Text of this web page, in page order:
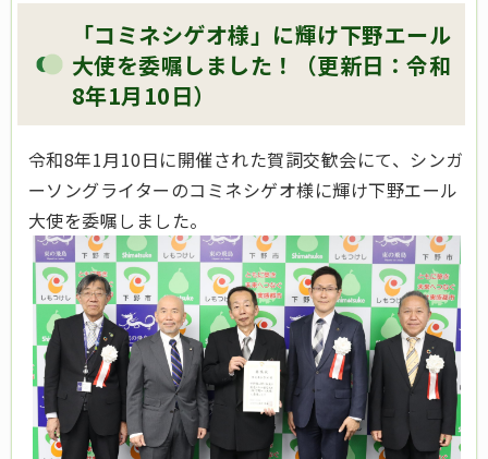
「コミネシゲオ様」に輝け下野エール
大使を委嘱しました！（更新日：令和
8年1月10日）
令和8年1月10日に開催された賀詞交歓会にて、シンガ
ーソングライターのコミネシゲオ様に輝け下野エール
大使を委嘱しました。